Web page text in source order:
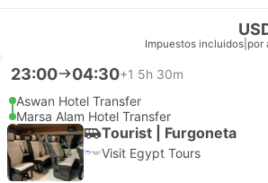
Impuestos incluidos por
23:00 04:30+1 5h 30m
Aswan Hotel Transfer
Marsa Alam Hotel Transfer
Tourist | Furgoneta
Visit Egypt Tours